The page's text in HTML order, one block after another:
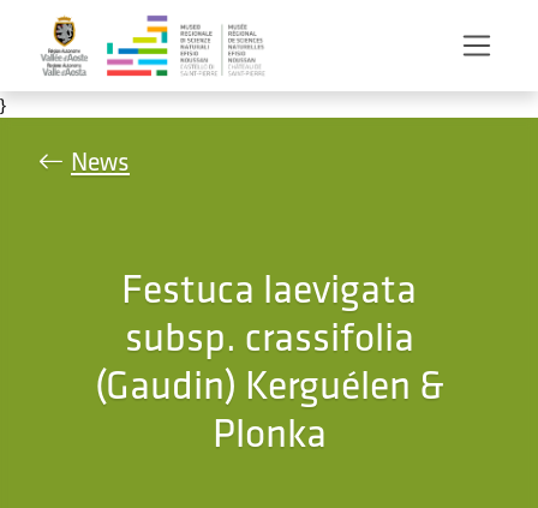
Salta al contenuto principale
}
News
Festuca laevigata
subsp. crassifolia
(Gaudin) Kerguélen &
Plonka